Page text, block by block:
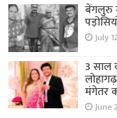
बेंगलुरु
July
3 साल
मंगेतर
June